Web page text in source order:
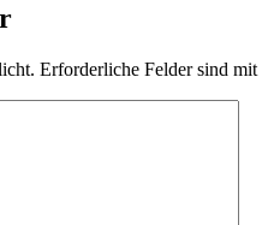
Erforderliche Felder sind mit